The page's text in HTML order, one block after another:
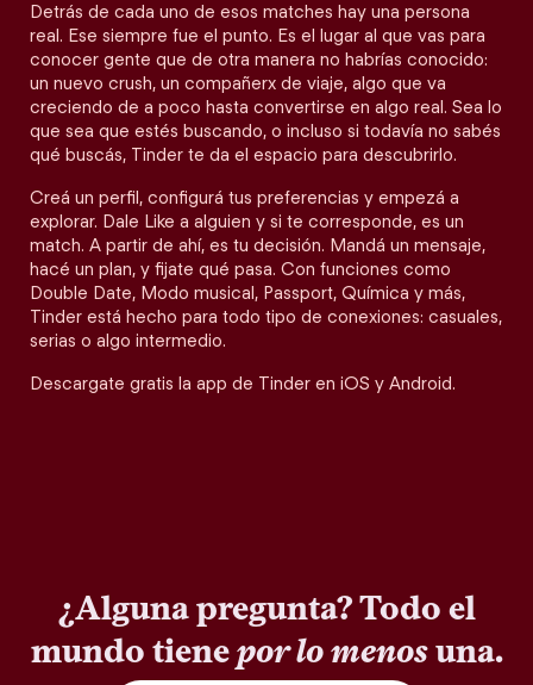
Detrás de cada uno de esos matches hay una persona
real. Ese siempre fue el punto. Es el lugar al que vas para
conocer gente que de otra manera no habrías conocido:
un nuevo crush, un compañerx de viaje, algo que va
creciendo de a poco hasta convertirse en algo real. Sea lo
que sea que estés buscando, o incluso si todavía no sabés
qué buscás, Tinder te da el espacio para descubrirlo.
Creá un perfil, configurá tus preferencias y empezá a
explorar. Dale Like a alguien y si te corresponde, es un
match. A partir de ahí, es tu decisión. Mandá un mensaje,
hacé un plan, y fijate qué pasa. Con funciones como
Double Date, Modo musical, Passport, Química y más,
Tinder está hecho para todo tipo de conexiones: casuales,
serias o algo intermedio.
Descargate gratis la app de Tinder en iOS y Android.
¿Alguna pregunta? Todo el
mundo tienepor lo menosuna.